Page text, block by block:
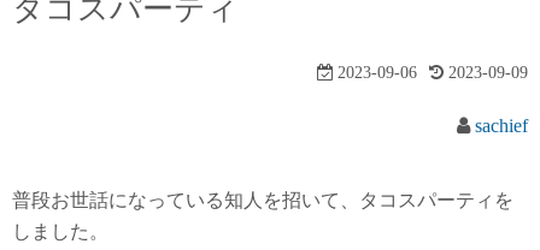
タコスパーティ
2023-09-06 2023-09-09
sachief
普段お世話になっている知人を招いて、タコスパーティを
しました。